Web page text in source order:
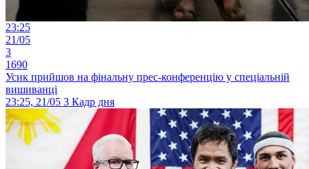
23:25
21/05
3
1690
Усик прийшов на фінальну прес-конференцію у спеціальній
вишиванці
23:25, 21/05 3 Кадр дня